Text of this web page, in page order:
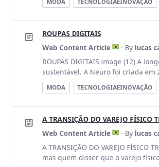
MODA TECNOLOGIAEINOVAÇÃO
ROUPAS DIGITAIS
Web Content Article
· By lucas
ROUPAS DIGITAIS image (12) A
sustentável. A Neuro foi criada em
MODA TECNOLOGIAEINOVAÇÃO
A TRANSIÇÃO DO VAREJO FÍSICO
Web Content Article
· By lucas
A TRANSIÇÃO DO VAREJO
mas quem disser que o varejo